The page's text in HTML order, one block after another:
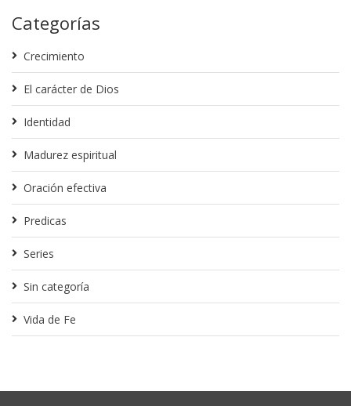
Categorías
Crecimiento
El carácter de Dios
Identidad
Madurez espiritual
Oración efectiva
Predicas
Series
Sin categoría
Vida de Fe